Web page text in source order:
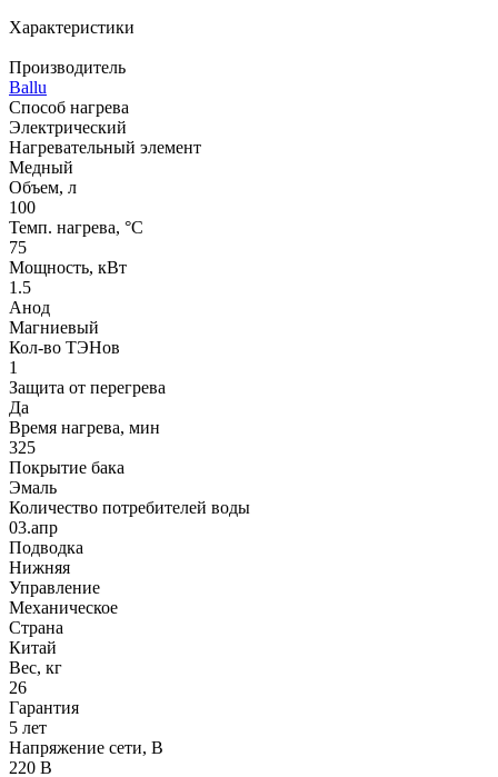
Характеристики
Производитель
Ballu
Способ нагрева
Электрический
Нагревательный элемент
Медный
Объем, л
100
Темп. нагрева, °С
75
Мощность, кВт
1.5
Анод
Магниевый
Кол-во ТЭНов
1
Защита от перегрева
Да
Время нагрева, мин
325
Покрытие бака
Эмаль
Количество потребителей воды
03.апр
Подводка
Нижняя
Управление
Механическое
Страна
Китай
Вес, кг
26
Гарантия
5 лет
Напряжение сети, В
220 В